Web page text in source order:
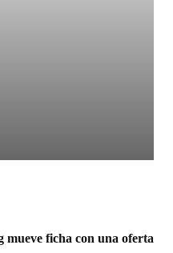
mueve ficha con una oferta